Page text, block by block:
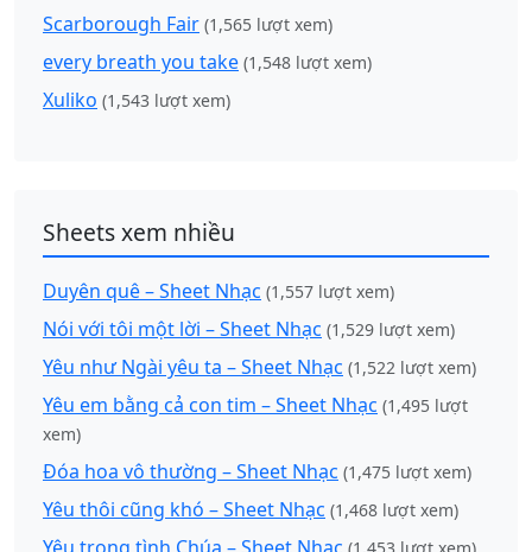
Scarborough Fair (1,565 lượt xem)
every breath you take (1,548 lượt xem)
Xuliko (1,543 lượt xem)
Sheets xem nhiều
Duyên quê – Sheet Nhạc (1,557 lượt xem)
Nói với tôi một lời – Sheet Nhạc (1,529 lượt xem)
Yêu như Ngài yêu ta – Sheet Nhạc (1,522 lượt xem)
Yêu em bằng cả con tim – Sheet Nhạc (1,495 lượt
xem)
Đóa hoa vô thường – Sheet Nhạc (1,475 lượt xem)
Yêu thôi cũng khó – Sheet Nhạc (1,468 lượt xem)
Yêu trong tình Chúa – Sheet Nhạc (1,453 lượt xem)